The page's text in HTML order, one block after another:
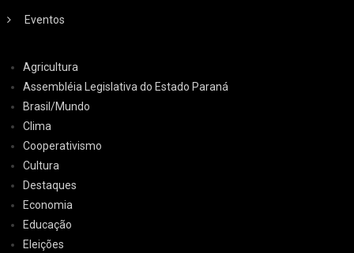
Eventos
Agricultura
Assembléia Legislativa do Estado Paraná
Brasil/Mundo
Clima
Cooperativismo
Cultura
Destaques
Economia
Educação
Eleições